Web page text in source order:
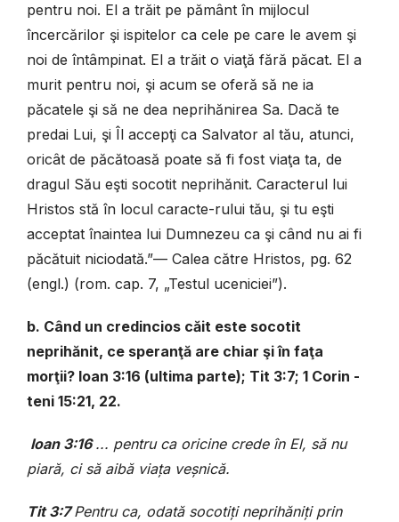
pentru noi. El a trăit pe pământ în mijlocul
încercărilor şi ispitelor ca cele pe care le avem şi
noi de întâmpinat. El a trăit o viaţă fără păcat. El a
murit pentru noi, şi acum se oferă să ne ia
păcatele şi să ne dea neprihănirea Sa. Dacă te
predai Lui, şi Îl accepţi ca Salvator al tău, atunci,
oricât de păcătoasă poate să fi fost viaţa ta, de
dragul Său eşti socotit neprihănit. Caracterul lui
Hristos stă în locul caracte-rului tău, şi tu eşti
acceptat înaintea lui Dumnezeu ca şi când nu ai fi
păcătuit niciodată.”— Calea către Hristos, pg. 62
(engl.) (rom. cap. 7, „Testul uceniciei”).
b. Când un credincios căit este socotit
neprihănit, ce speranţă are chiar şi în faţa
morţii? Ioan 3:16 (ultima parte); Tit 3:7; 1 Corin -
teni 15:21, 22.
Ioan 3:16... pentru ca oricine crede în El, să nu
piară, ci să aibă viaţa veşnică.
Tit 3:7Pentru ca, odată socotiţi neprihăniţi prin